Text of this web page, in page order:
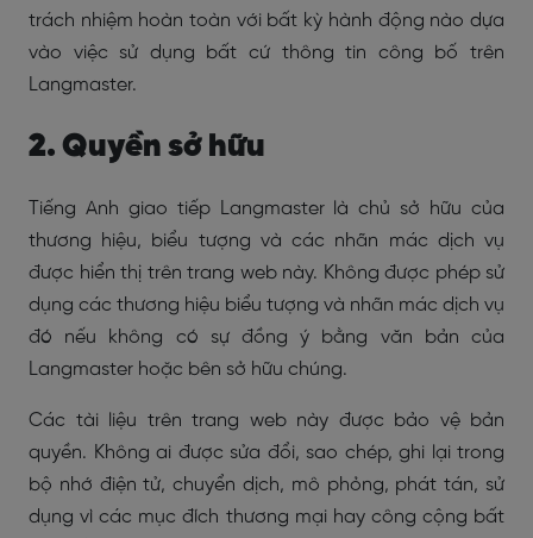
trách nhiệm hoàn toàn với bất kỳ hành động nào dựa
vào việc sử dụng bất cứ thông tin công bố trên
Langmaster.
2. Quyền sở hữu
Tiếng Anh giao tiếp Langmaster là chủ sở hữu của
thương hiệu, biểu tượng và các nhãn mác dịch vụ
được hiển thị trên trang web này. Không được phép sử
dụng các thương hiệu biểu tượng và nhãn mác dịch vụ
đó nếu không có sự đồng ý bằng văn bản của
Langmaster hoặc bên sở hữu chúng.
Các tài liệu trên trang web này được bảo vệ bản
quyền. Không ai được sửa đổi, sao chép, ghi lại trong
bộ nhớ điện tử, chuyển dịch, mô phỏng, phát tán, sử
dụng vì các mục đích thương mại hay công cộng bất